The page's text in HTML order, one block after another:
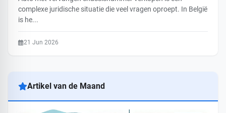
complexe juridische situatie die veel vragen oproept. In België
is he...
21 Jun 2026
Artikel van de Maand